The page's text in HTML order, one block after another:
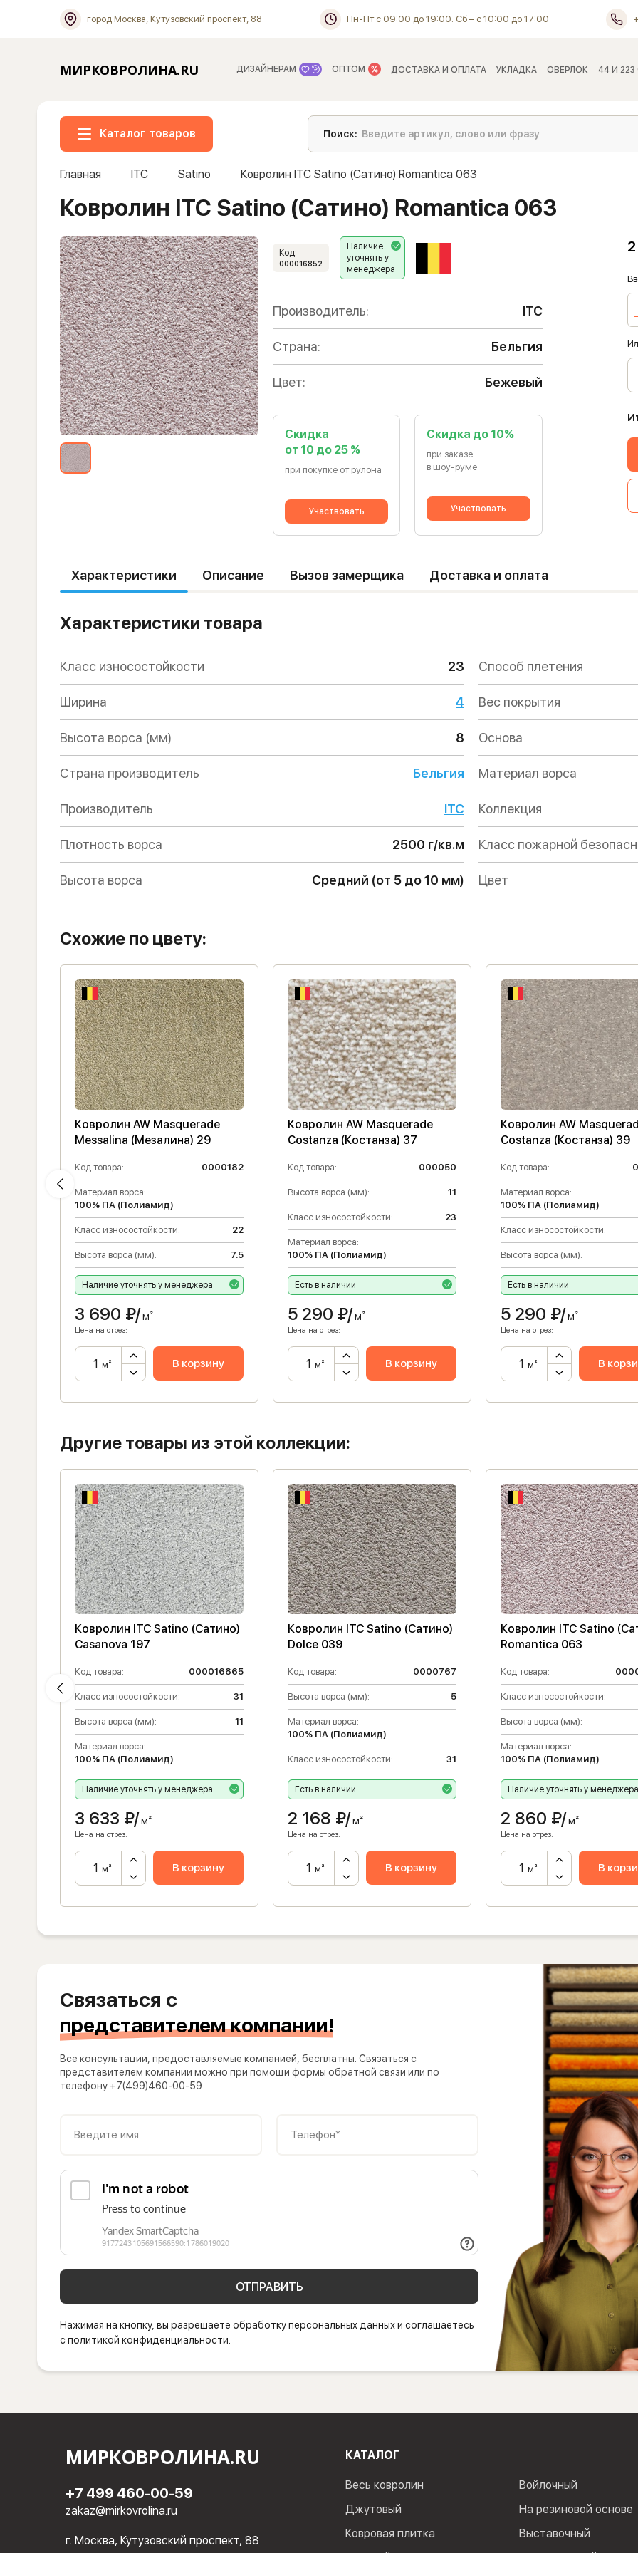
город Москва, Кутузовский проспект, 88 Пн-Пт с 09:00 до 19:00. Сб – с 10:00 до 17:00
МИРКОВРОЛИНА.RU ДИЗАЙНЕРАМ ОПТОМ ДОСТАВКА И ОПЛАТА УКЛАДКА ОВЕРЛОК 44 И 223
Каталог товаров
Главная ITC Satino Ковролин ITC Satino (Сатино) Romantica 063
Ковролин ITC Satino (Сатино) Romantica 063
Код:
000016852
Наличие
уточнять у
менеджера
Производитель: ITC
Страна: Бельгия
Цвет: Бежевый
Скидка
от 10 до 25 %
при покупке от рулона
Участвовать
Cкидка до 10%
при заказе
в шоу-руме
Участвовать
Характеристики Описание Вызов замерщика Доставка и оплата
Характеристики товара
Класс износостойкости 23 Способ плетения
Ширина 4 Вес покрытия
Высота ворса (мм) 8 Основа
Страна производитель Бельгия Материал ворса
Производитель ITC Коллекция
Плотность ворса 2500 г/кв.м Класс пожарной
Высота ворса Средний (от 5 до 10 мм) Цвет
Схожие по цвету:
Ковролин AW Masquerade
Messalina (Мезалина) 29
Код товара: 0000182
Материал ворса:
100% ПА (Полиамид)
Класс износостойкости: 22
Высота ворса (мм): 7.5
Наличие уточнять у менеджера
3 690 ₽/м²
Цена на отрез:
м² В корзину
Ковролин AW Masquerade
Costanza (Костанза) 37
Код товара: 000050
Высота ворса (мм): 11
Класс износостойкости: 23
Материал ворса:
100% ПА (Полиамид)
Есть в наличии
5 290 ₽/м²
Цена на отрез:
м² В корзину
Ковролин AW
Costanza (Костанза) 39
Код товара:
Материал ворса:
100% ПА (Полиамид)
Класс износостойкости:
Высота ворса (мм):
Есть в наличии
5 290 ₽/м²
Цена на отрез:
м² В
Другие товары из этой коллекции:
Ковролин ITC Satino (Сатино)
Casanova 197
Код товара: 000016865
Класс износостойкости: 31
Высота ворса (мм): 11
Материал ворса:
100% ПА (Полиамид)
Наличие уточнять у менеджера
3 633 ₽/м²
Цена на отрез:
м² В корзину
Ковролин ITC Satino (Сатино)
Dolce 039
Код товара: 0000767
Высота ворса (мм): 5
Материал ворса:
100% ПА (Полиамид)
Класс износостойкости: 31
Есть в наличии
2 168 ₽/м²
Цена на отрез:
м² В корзину
Ковролин ITC Satino
Romantica 063
Код товара:
Класс износостойкости:
Высота ворса (мм):
Материал ворса:
100% ПА (Полиамид)
Наличие уточнять у менеджера
2 860 ₽/м²
Цена на отрез:
м² В
Связаться с
представителем компании!
Все консультации, предоставляемые компанией, бесплатны. Связаться с
представителем компании можно при помощи формы обратной связи или по
телефону +7(499)460-00-59
Введите имя Телефон*
ОТПРАВИТЬ
Нажимая на кнопку, вы разрешаете обработку персональных данных и соглашаетесь
с политикой конфиденциальности.
МИРКОВРОЛИНА.RU
+7 499 460-00-59
zakaz@mirkovrolina.ru
г. Москва, Кутузовский проспект, 88
КАТАЛОГ
Весь ковролин
Джутовый
Ковровая плитка
Войлочный
На резиновой основе
Выставочный